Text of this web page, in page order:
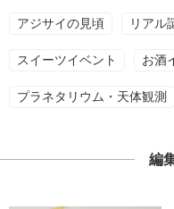
アジサイの見頃 リアル
スイーツイベント お酒
プラネタリウム・天体観測
編